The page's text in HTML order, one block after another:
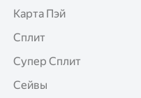
Карта Пэй
Сплит
Супер Сплит
Сейвы